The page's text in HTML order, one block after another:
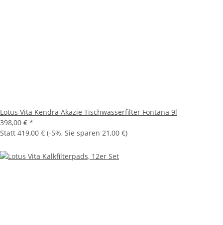
Lotus Vita Kendra Akazie Tischwasserfilter Fontana 9l
398,00 € *
Statt 419,00 € (-5%, Sie sparen 21,00 €)